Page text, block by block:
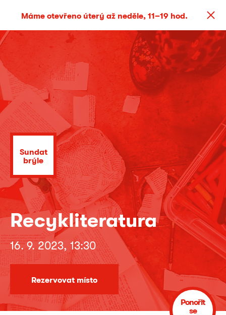
Máme otevřeno úterý až neděle, 11–19 hod.
Sundat
brýle
Recykliteratura
16. 9. 2023, 13:30
Rezervovat místo
Ponořit
se